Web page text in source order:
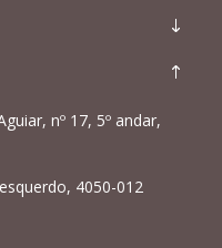
nº 17, 5º andar,
4050-012